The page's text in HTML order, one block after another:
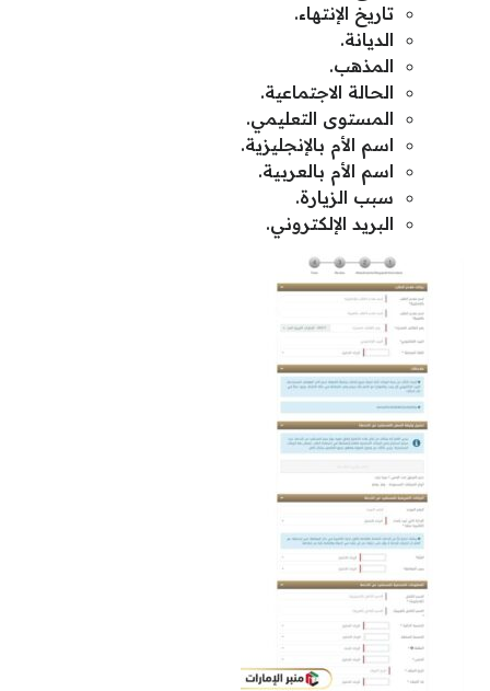
تاريخ الإنتهاء.
الديانة.
المذهب.
الحالة الاجتماعية.
المستوى التعليمي.
اسم الأم بالإنجليزية.
اسم الأم بالعربية.
سبب الزيارة.
البريد الإلكتروني.